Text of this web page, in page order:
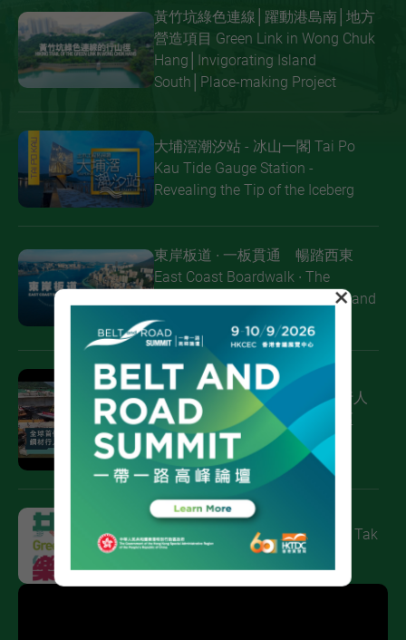
黃竹坑綠色連線│躍動港島南│地方
營造項目 Green Link in Wong Chuk
Hang│Invigorating Island
South│Place-making Project
大埔滘潮汐站 - 冰山一閣 Tai Po
Kau Tide Gauge Station -
Revealing the Tip of the Iceberg
東岸板道 ∙ 一板貫通 暢踏西東
East Coast Boardwalk ∙ The
Seamless Boardwalk linking Island
West and East
全球首例 S960 超高強度鋼材行人
天橋成功合攏 | 粉嶺北新發展區
（第一階段）工程
啟德發展區 │「共融通道」 Kai Tak
Development │GreenWay
×